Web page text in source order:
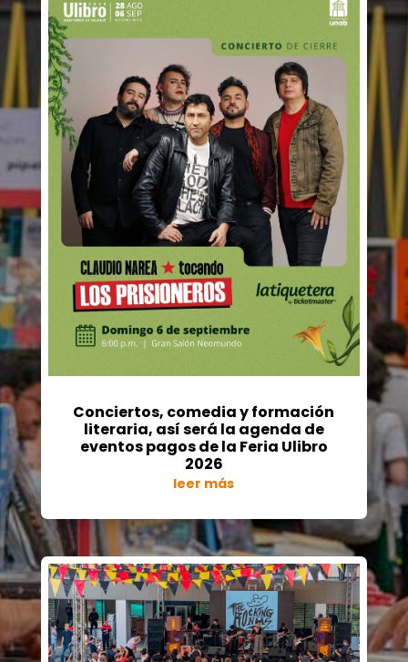
Conciertos, comedia y formación
literaria, así será la agenda de
eventos pagos de la Feria Ulibro
2026
leer más